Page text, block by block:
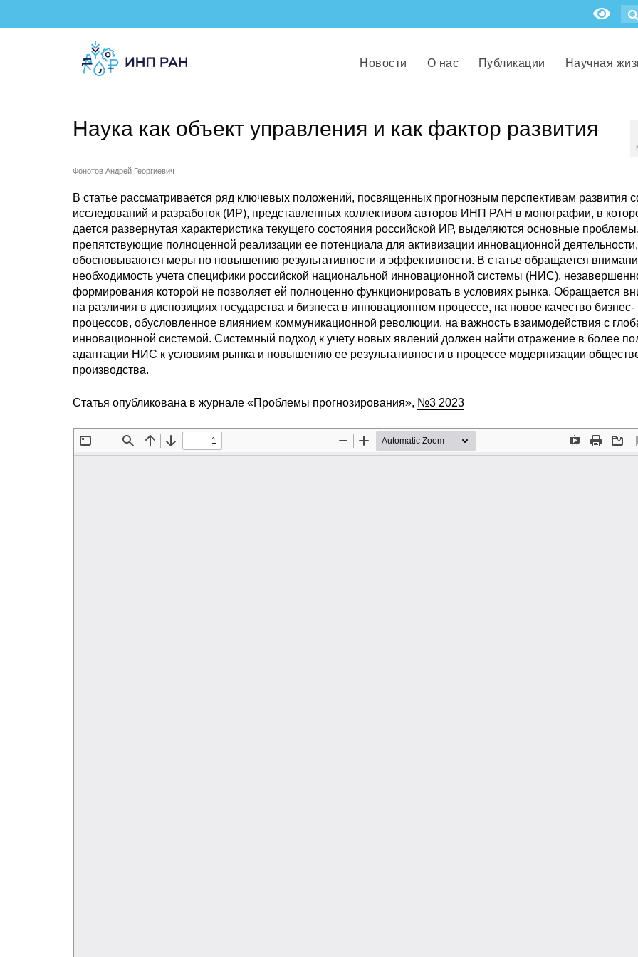
Новости О нас Публикации Научная
Наука как объект управления и как фактор развития
Фонотов Андрей Георгиевич
В статье рассматривается ряд ключевых положений, посвященных прогнозным перспективам развития
исследований и разработок (ИР), представленных коллективом авторов ИНП РАН в монографии, в
дается развернутая характеристика текущего состояния российской ИР, выделяются основные проблемы,
препятствующие полноценной реализации ее потенциала для активизации инновационной деятельности,
обосновываются меры по повышению результативности и эффективности. В статье обращается
необходимость учета специфики российской национальной инновационной системы (НИС),
формирования которой не позволяет ей полноценно функционировать в условиях рынка. Обращается
на различия в диспозициях государства и бизнеса в инновационном процессе, на новое качество бизнес-
процессов, обусловленное влиянием коммуникационной революции, на важность взаимодействия с
инновационной системой. Системный подход к учету новых явлений должен найти отражение в более
адаптации НИС к условиям рынка и повышению ее результативности в процессе модернизации
производства.
Статья опубликована в журнале «Проблемы прогнозирования», №3 2023